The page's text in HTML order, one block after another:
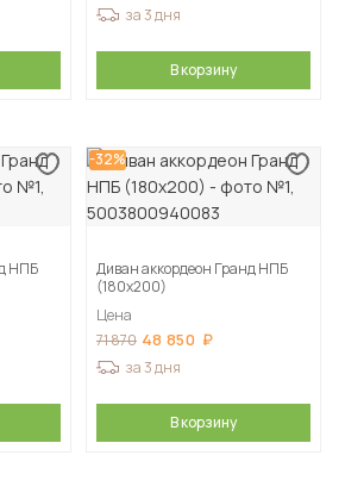
за 3 дня
В корзину
НПБ
-32%
Диван аккордеон Гранд НПБ
(180х200)
Цена
71 870 48 850
за 3 дня
В корзину